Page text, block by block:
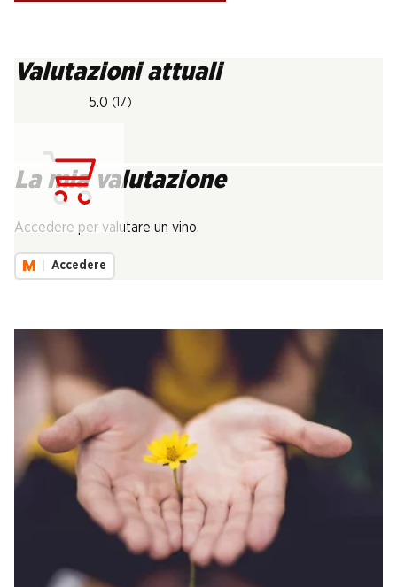
Valutazioni attuali
5.0 (17)
La mia valutazione
Accedere per valutare un vino.
Accedere